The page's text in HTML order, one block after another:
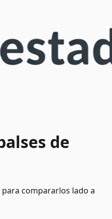
de
para compararlos lado a